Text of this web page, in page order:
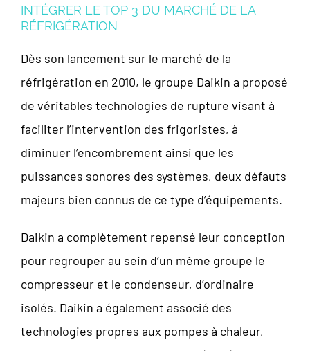
INTÉGRER LE TOP 3 DU MARCHÉ DE LA
RÉFRIGÉRATION
Dès son lancement sur le marché de la
réfrigération en 2010, le groupe Daikin a proposé
de véritables technologies de rupture visant à
faciliter l’intervention des frigoristes, à
diminuer l’encombrement ainsi que les
puissances sonores des systèmes, deux défauts
majeurs bien connus de ce type d’équipements.
Daikin a complètement repensé leur conception
pour regrouper au sein d’un même groupe le
compresseur et le condenseur, d’ordinaire
isolés. Daikin a également associé des
technologies propres aux pompes à chaleur,